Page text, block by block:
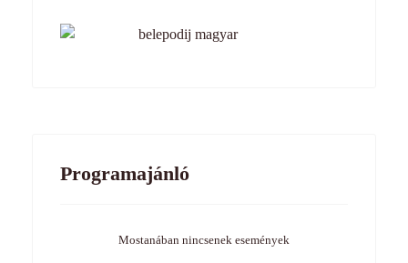
Programajánló
Mostanában nincsenek események